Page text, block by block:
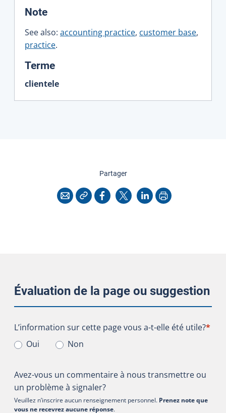
Note:
See also: accounting practice, customer base,
practice.
Terme:
clientele
Partagercette page
CourrielCopier l'adresse
Facebook
X LinkedInImprimer
Évaluation de la page ou suggestion
L’information sur cette page vous a-t-elle été utile?
L’information sur cette page vous a-t-elle été utile?*
Oui
Non
Avez-vous un commentaire à nous transmettre ou
un problème à signaler?
Veuillez n’inscrire aucun renseignement personnel. Prenez note que
vous ne recevrez aucune réponse.